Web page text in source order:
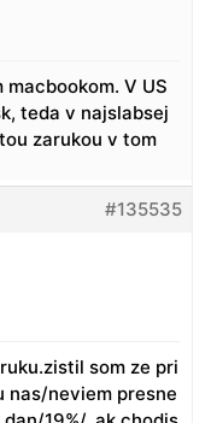
V US
teda v najslabsej
zarukou v tom
#135535
som ze pri
nas/neviem presne